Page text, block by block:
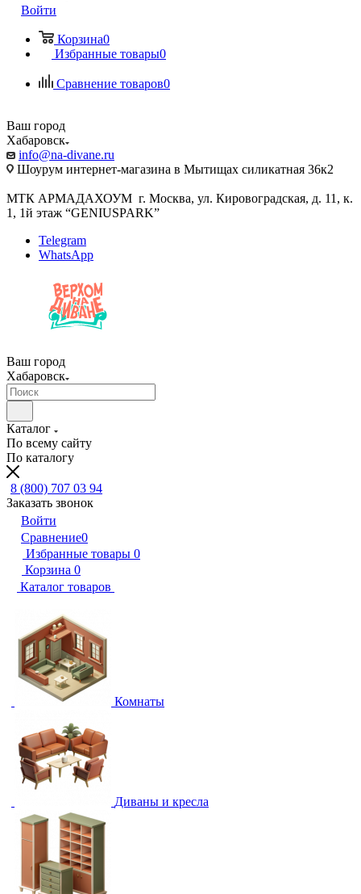
Войти
Корзина0
Избранные товары0
Сравнение товаров0
Ваш город
Хабаровск
info@na-divane.ru
Шоурум интернет-магазина в Мытищах силикатная 36к2
МТК АРМАДАХОУМ г. Москва, ул. Кировоградская, д. 11, к.
1, 1й этаж “GENIUSPARK”
Telegram
WhatsApp
Ваш город
Хабаровск
Каталог
По всему сайту
По каталогу
8 (800) 707 03 94
Заказать звонок
Войти
Сравнение0
Избранные товары 0
Корзина 0
Каталог товаров
Комнаты
Диваны и кресла